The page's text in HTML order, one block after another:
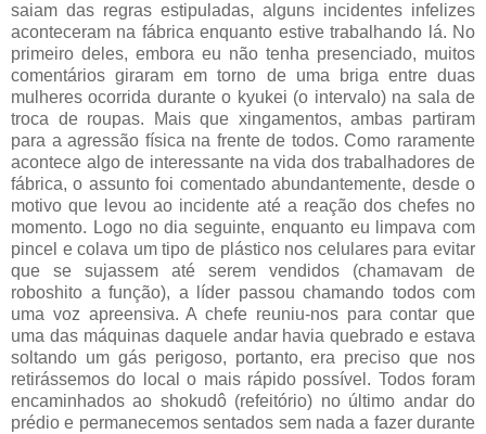
saiam das regras estipuladas, alguns incidentes infelizes
aconteceram na fábrica enquanto estive trabalhando lá. No
primeiro deles, embora eu não tenha presenciado, muitos
comentários giraram em torno de uma briga entre duas
mulheres ocorrida durante o kyukei (o intervalo) na sala de
troca de roupas. Mais que xingamentos, ambas partiram
para a agressão física na frente de todos. Como raramente
acontece algo de interessante na vida dos trabalhadores de
fábrica, o assunto foi comentado abundantemente, desde o
motivo que levou ao incidente até a reação dos chefes no
momento. Logo no dia seguinte, enquanto eu limpava com
pincel e colava um tipo de plástico nos celulares para evitar
que se sujassem até serem vendidos (chamavam de
roboshito a função), a líder passou chamando todos com
uma voz apreensiva. A chefe reuniu-nos para contar que
uma das máquinas daquele andar havia quebrado e estava
soltando um gás perigoso, portanto, era preciso que nos
retirássemos do local o mais rápido possível. Todos foram
encaminhados ao shokudô (refeitório) no último andar do
prédio e permanecemos sentados sem nada a fazer durante